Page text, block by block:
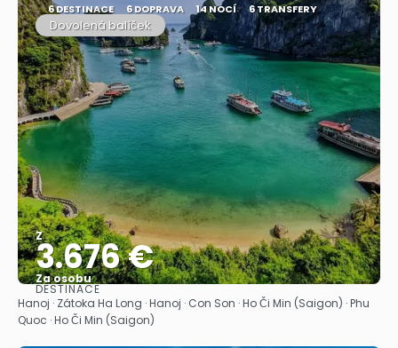
6 DESTINACE 6 DOPRAVA 14 NOCÍ 6 TRANSFERY
Dovolená balíček
Z
3.676 €
Za osobu
Zobrazit
DESTINACE
Hanoj · Zátoka Ha Long · Hanoj · Con Son · Ho Či Min (Saigon) · Phu
Quoc · Ho Či Min (Saigon)